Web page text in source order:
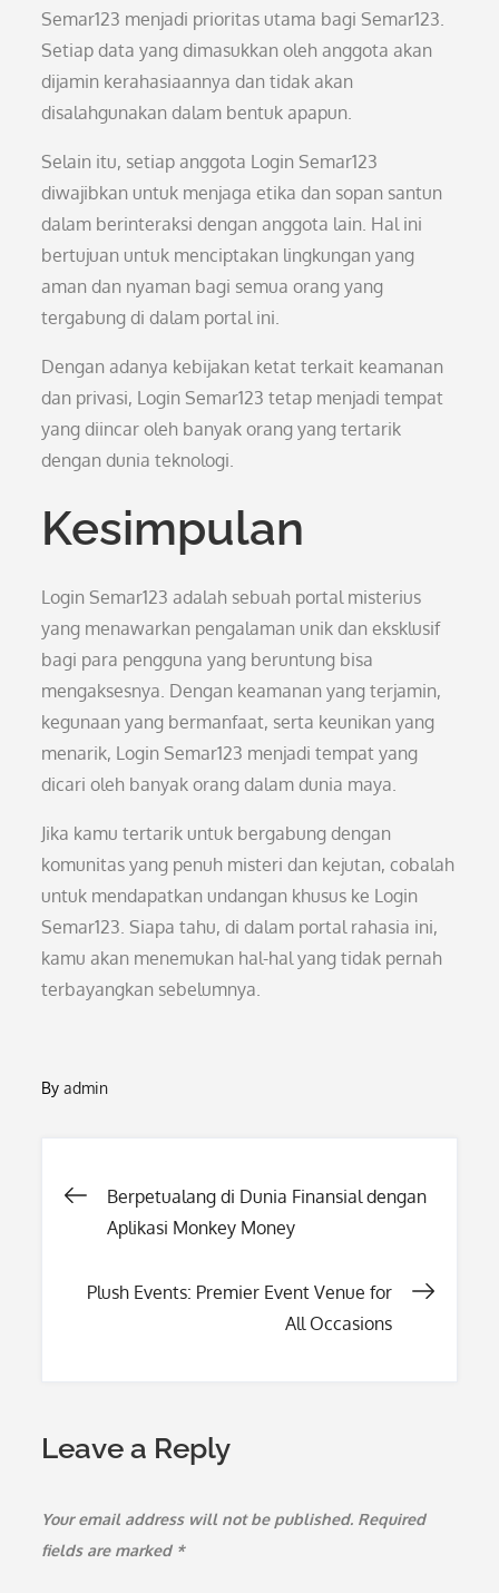
Semar123 menjadi prioritas utama bagi Semar123.
Setiap data yang dimasukkan oleh anggota akan
dijamin kerahasiaannya dan tidak akan
disalahgunakan dalam bentuk apapun.
Selain itu, setiap anggota Login Semar123
diwajibkan untuk menjaga etika dan sopan santun
dalam berinteraksi dengan anggota lain. Hal ini
bertujuan untuk menciptakan lingkungan yang
aman dan nyaman bagi semua orang yang
tergabung di dalam portal ini.
Dengan adanya kebijakan ketat terkait keamanan
dan privasi, Login Semar123 tetap menjadi tempat
yang diincar oleh banyak orang yang tertarik
dengan dunia teknologi.
Kesimpulan
Login Semar123 adalah sebuah portal misterius
yang menawarkan pengalaman unik dan eksklusif
bagi para pengguna yang beruntung bisa
mengaksesnya. Dengan keamanan yang terjamin,
kegunaan yang bermanfaat, serta keunikan yang
menarik, Login Semar123 menjadi tempat yang
dicari oleh banyak orang dalam dunia maya.
Jika kamu tertarik untuk bergabung dengan
komunitas yang penuh misteri dan kejutan, cobalah
untuk mendapatkan undangan khusus ke Login
Semar123. Siapa tahu, di dalam portal rahasia ini,
kamu akan menemukan hal-hal yang tidak pernah
terbayangkan sebelumnya.
Byadmin
Post
Berpetualang di Dunia Finansial dengan
Aplikasi Monkey Money
Plush Events: Premier Event Venue for
All Occasions
Leave a Reply
Your email address will not be published. Required
fields are marked *